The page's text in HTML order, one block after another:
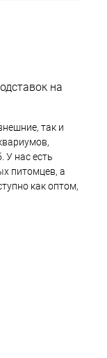
на
так и
У нас есть
питомцев, а
как оптом,